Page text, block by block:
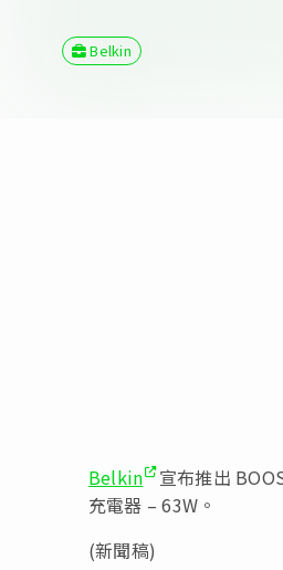
Belkin
Belkin 宣布推出
充電器 – 63W。
(新聞稿)